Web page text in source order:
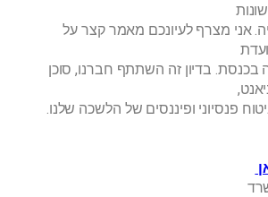
אני מצרף לעיונכם מאמר קצר על
בכנסת. בדיון זה השתתף חברנו, סוכן
פנסיוני ופיננסים של הלשכה שלנו.